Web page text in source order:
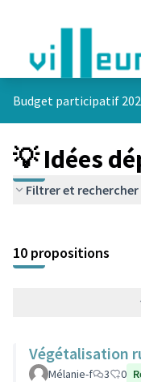
Budget participatif
💡 Idées
Filtrer et rechercher
+
−
10 propositions
Végétalisation
Mélanie-f 3 0